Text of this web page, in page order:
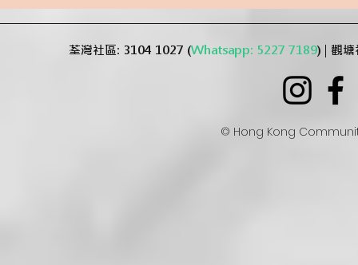
荃灣社區: 3104 1027 (Whatsapp: 5227 7189) | 觀
© Hong Kong